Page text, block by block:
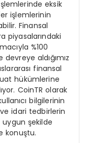
eksik
işlemlerinin
Finansal
piyasalarındaki
%100
aldığımız
finansal
hükümlerine
CoinTR olarak
bilgilerinin
idari tedbirlerin
uygun şekilde
konuştu.